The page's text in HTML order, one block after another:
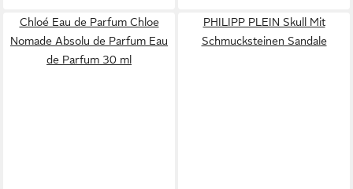
Chloé Eau de Parfum Chloe
Nomade Absolu de Parfum Eau
de Parfum 30 ml
PHILIPP PLEIN Skull Mit
Schmucksteinen Sandale